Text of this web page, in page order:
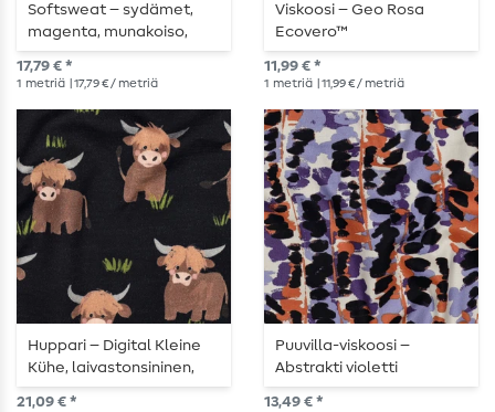
Softsweat – sydämet,
magenta, munakoiso,
karhennettu
17,79 € *
1 metriä | 17,79 € / metriä
Viskoosi – Geo Rosa
Ecovero™
11,99 € *
1 metriä | 11,99 € / metriä
Huppari – Digital Kleine
Kühe, laivastonsininen,
karhennettu
21,09 € *
Puuvilla-viskoosi –
Abstrakti violetti
13,49 € *